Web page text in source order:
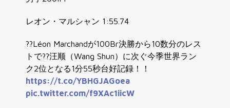
レオン・マルシャン 1:55.74
??Léon Marchandが100Br決勝から10数分のレス
トで??汪顺（Wang Shun）に次ぐ今季世界ラン
ク2位となる1分55秒台好記録！！
https://t.co/YBHGJAGoea
pic.twitter.com/f9XAc1iicW